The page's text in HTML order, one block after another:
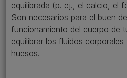
equilibrada (p. ej., el calcio, el
Son necesarios para el buen
funcionamiento del cuerpo de
equilibrar los fluidos
huesos.